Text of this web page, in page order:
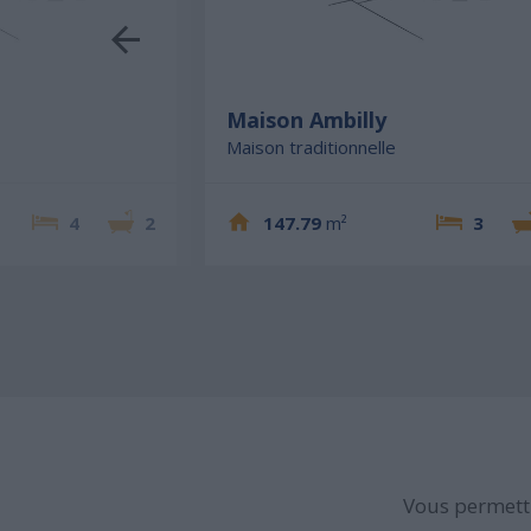
4 2
Maison Ambilly
Maison traditionnelle
147.79 m² 3
Vous